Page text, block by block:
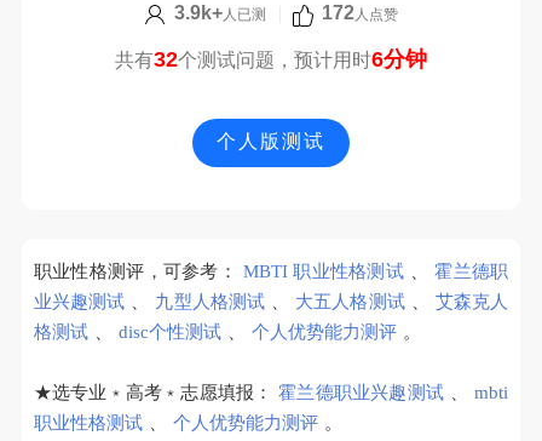
3.9k+人已测 172人点赞
共有32个测试问题，预计用时6分钟
个人版测试
职业性格测评，可参考： MBTI 职业性格测试 、
霍兰德职
业兴趣测试 、 九型人格测试 、 大五人格测试 、
艾森克人
格测试 、 disc个性测试 、 个人优势能力测评 。
★选专业﹡高考﹡志愿填报： 霍兰德职业兴趣测试 、
mbti
职业性格测试 、 个人优势能力测评 。